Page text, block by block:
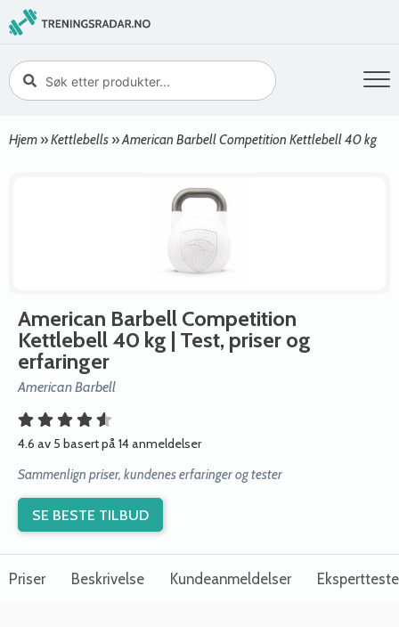
Hjem »Kettlebells »American Barbell Competition Kettlebell 40 kg
American Barbell Competition
Kettlebell 40 kg | Test, priser og
erfaringer
American Barbell
4.6 av 5 basert på 14 anmeldelser
Sammenlign priser, kundenes erfaringer og tester
SE BESTE TILBUD
Priser Beskrivelse Kundeanmeldelser